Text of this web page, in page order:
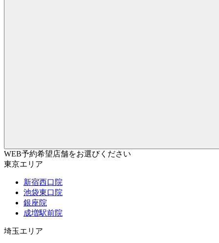
WEB予約希望店舗をお選びください
東京エリア
新宿西口院
池袋東口院
銀座院
成増駅前院
埼玉エリア